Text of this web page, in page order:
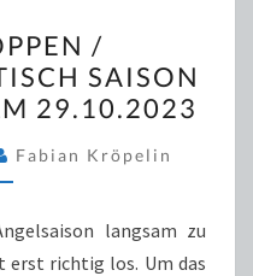
/
SAISON
29.10.2023
Fabian Kröpelin
langsam zu
erst richtig los. Um das